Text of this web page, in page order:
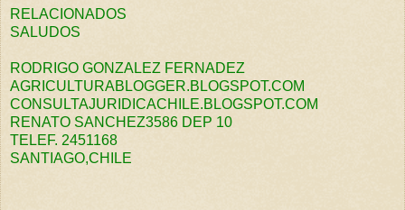
RELACIONADOS
SALUDOS
RODRIGO GONZALEZ FERNADEZ
AGRICULTURABLOGGER.BLOGSPOT.COM
CONSULTAJURIDICACHILE.BLOGSPOT.COM
RENATO SANCHEZ3586 DEP 10
TELEF. 2451168
SANTIAGO,CHILE